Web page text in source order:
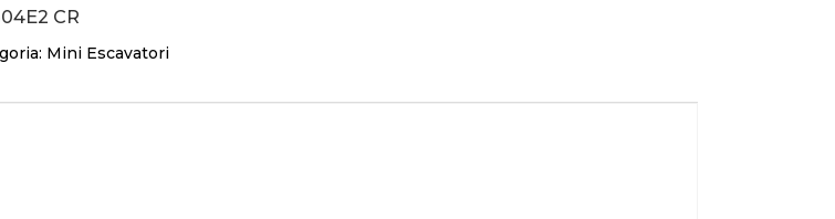
CR
Mini Escavatori